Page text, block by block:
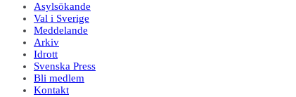
Asylsökande
Val i Sverige
Meddelande
Arkiv
Idrott
Svenska Press
Bli medlem
Kontakt